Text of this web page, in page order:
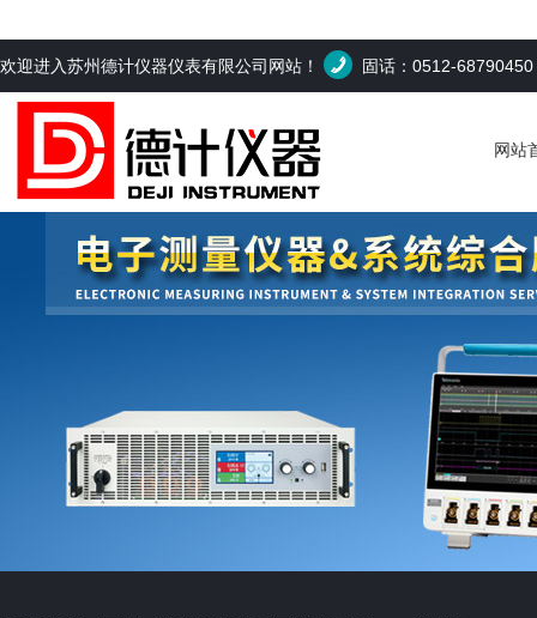
欢迎进入苏州德计仪器仪表有限公司网站！ 固话：0512-68790450
网站